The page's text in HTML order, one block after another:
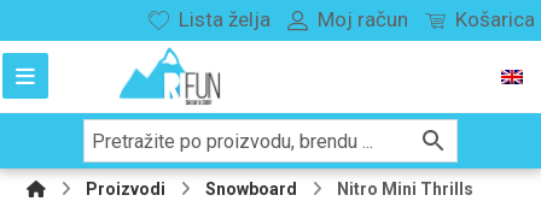
Lista želja Moj račun Košarica
Proizvodi Snowboard Nitro Mini Thrills